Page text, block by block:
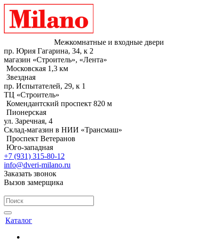
Межкомнатные и входные двери
пр. Юрия Гагарина, 34, к 2
магазин «Строитель», «Лента»
Московская 1,3 км
Звездная
пр. Испытателей, 29, к 1
ТЦ «Строитель»
Комендантский проспект 820 м
Пионерская
ул. Заречная, 4
Склад-магазин в НИИ «Трансмаш»
Проспект Ветеранов
Юго-западная
+7 (931) 315-80-12
info@dveri-milano.ru
Заказать звонок
Вызов замерщика
Каталог